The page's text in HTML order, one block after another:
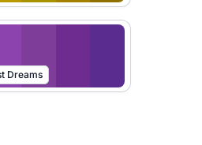
Dreams